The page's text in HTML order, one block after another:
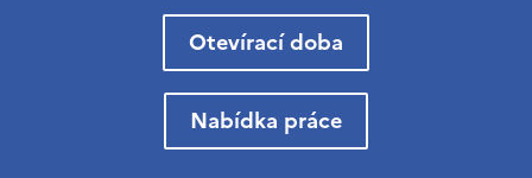
Otevírací doba
Nabídka práce